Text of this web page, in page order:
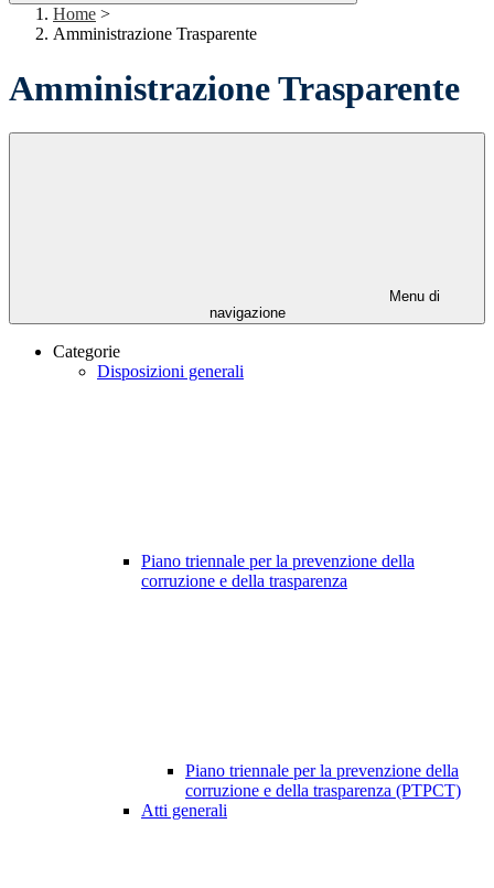
Home >
Amministrazione Trasparente
Amministrazione Trasparente
Menu di
navigazione
Categorie
Disposizioni generali
Piano triennale per la prevenzione della
corruzione e della trasparenza
Piano triennale per la prevenzione della
corruzione e della trasparenza (PTPCT)
Atti generali